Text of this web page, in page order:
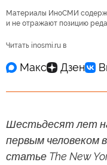
Материалы ИноСМИ
и не отражают позицию
Читать inosmi.ru в
Шестьдесят лет
первым человеком
статье The New